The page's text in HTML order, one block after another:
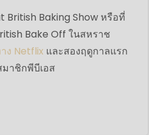
Baking Show หรือที่
Bake Off ในสหราช
ง Netflix และสองฤดูกาลแรก
าชิกพีบีเอส